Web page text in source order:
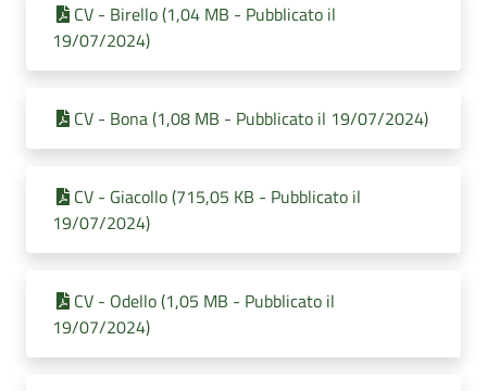
CV - Birello (1,04 MB - Pubblicato il
19/07/2024)
CV - Bona (1,08 MB - Pubblicato il 19/07/2024)
CV - Giacollo (715,05 KB - Pubblicato il
19/07/2024)
CV - Odello (1,05 MB - Pubblicato il
19/07/2024)